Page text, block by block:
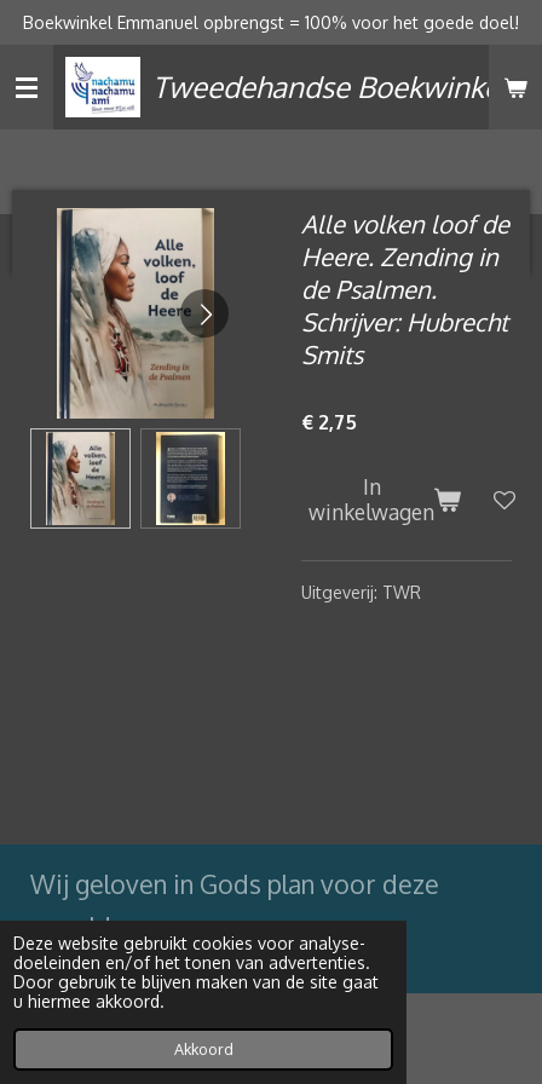
Deze website gebruikt cookies voor analyse-
doeleinden en/of het tonen van advertenties.
Door gebruik te blijven maken van de site gaat
u hiermee akkoord.
Akkoord
Ga
naar
hoofdinhoud
Tweedehandse Boekwinkel
Boekwinkel Emmanuel opbrengst = 100% voor het goede doel!
Alle volken loof de
Heere. Zending in
de Psalmen.
Schrijver: Hubrecht
Smits
€ 2,75
In
winkelwagen
Uitgeverij: TWR
Wij geloven in Gods plan voor deze
wereld
Powered byJouwWeb